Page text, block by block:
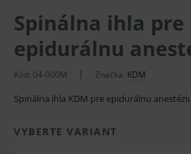
Spinálna ihla pre
epidurálnu
Kód: 04-000M Značka: KDM
Spinálna ihla KDM pre epidurálnu
VYBERTE VARIANT